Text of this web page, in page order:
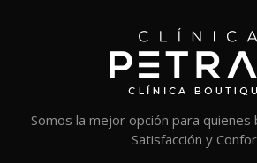
Somos la mejor opción para quienes
Satisfacción y